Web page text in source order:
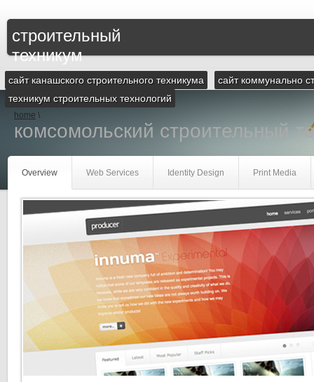
строительный
техникум
сайт канашского строительного техникума
сайт коммунально
техникум строительных технологий
home \
комсомольский строительный
Overview Web Services Identity Design Print Media